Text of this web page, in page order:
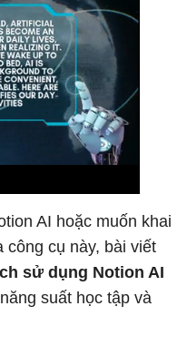
AI hoặc muốn khai
công cụ này, bài viết
sử dụng Notion AI
suất học tập và